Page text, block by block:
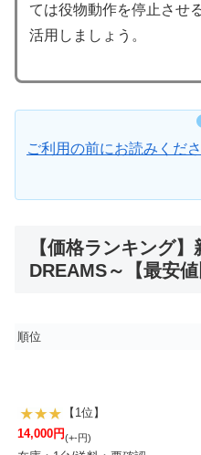
ては役物動作を停止させ
活用しましょう。
ご利用の前にお読みくださ
【価格ランキング
DREAMS～【最安値
順位
【1位】
14,000円(+-円)